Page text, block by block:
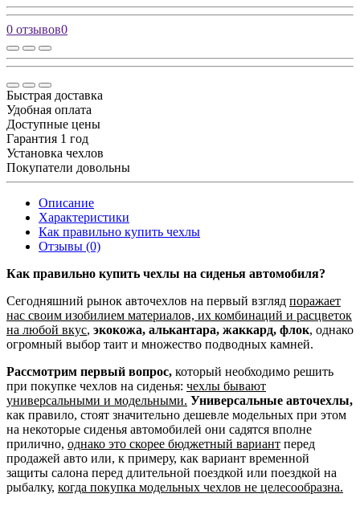
0 отзывов0
Быстрая доставка
Удобная оплата
Доступные цены
Гарантия 1 год
Установка чехлов
Покупатели довольны
Описание
Характеристики
Как правильно купить чехлы
Отзывы (0)
Как правильно купить чехлы на сиденья автомобиля?
Сегодняшний рынок авточехлов на первый взгляд поражает
нас своим изобилием материалов, их комбинаций и расцветок
на любой вкус, экокожа, алькантара, жаккард, флок, однако
огромный выбор таит и множество подводных камней.
Рассмотрим первый вопрос, который необходимо решить
при покупке чехлов на сиденья: чехлы бывают
универсальными и модельными. Универсальные авточехлы,
как правило, стоят значительно дешевле модельных при этом
на некоторые сиденья автомобилей они садятся вполне
прилично, однако это скорее бюджетный вариант перед
продажей авто или, к примеру, как вариант временной
защиты салона перед длительной поездкой или поездкой на
рыбалку, когда покупка модельных чехлов не целесообразна.